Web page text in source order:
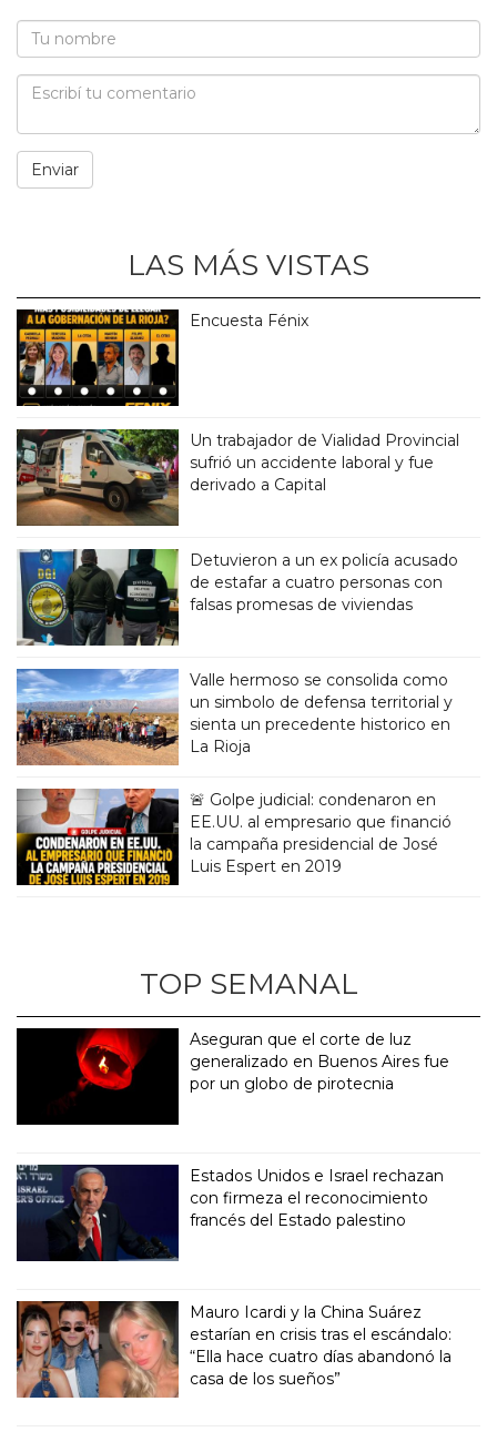
LAS MÁS VISTAS
Encuesta Fénix
Un trabajador de Vialidad Provincial
sufrió un accidente laboral y fue
derivado a Capital
Detuvieron a un ex policía acusado
de estafar a cuatro personas con
falsas promesas de viviendas
Valle hermoso se consolida como
un simbolo de defensa territorial y
sienta un precedente historico en
La Rioja
🚨 Golpe judicial: condenaron en
EE.UU. al empresario que financió
la campaña presidencial de José
Luis Espert en 2019
TOP SEMANAL
Aseguran que el corte de luz
generalizado en Buenos Aires fue
por un globo de pirotecnia
Estados Unidos e Israel rechazan
con firmeza el reconocimiento
francés del Estado palestino
Mauro Icardi y la China Suárez
estarían en crisis tras el escándalo:
“Ella hace cuatro días abandonó la
casa de los sueños”